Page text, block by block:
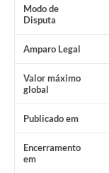
Modo de
Disputa
Amparo Legal
Valor máximo
global
Publicado em
Encerramento
em